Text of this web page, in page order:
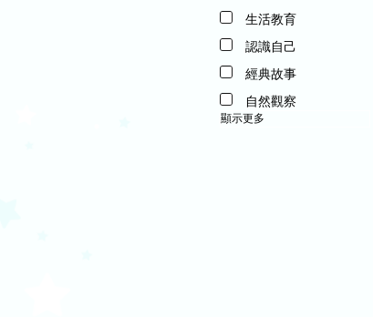
生活教育
認識自己
經典故事
自然觀察
顯示更多